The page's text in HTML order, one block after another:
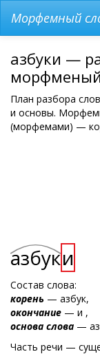
Морфемный
азбуки —
План разбора
и основы.
(морфемами) —
азбуки
Состав слова:
корень — азбук,
окончание — и ,
основа слова —
Часть речи —